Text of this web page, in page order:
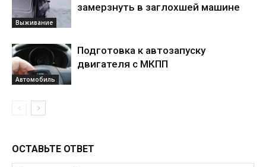
Выживание
замерзнуть в заглохшей машине
Автомобиль
Подготовка к автозапуску
двигателя с МКПП
ОСТАВЬТЕ ОТВЕТ